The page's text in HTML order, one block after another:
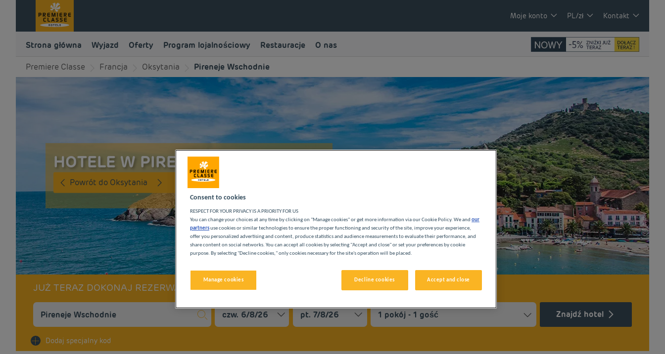
Moje konto PL/zł Kontakt
Strona główna Wyjazd Oferty Program lojalnościowy Restauracje O nas
Premiere Classe Francja Oksytania Pireneje Wschodnie
HOTELE W PIRENEJE WSCHODNIE
Powrót do Oksytania
JUŻ TERAZ DOKONAJ REZERWACJI W NASZYCH HOTELACH PREMIÈRE CLASSE
Znajdź hotel
Dodaj specjalny kod
Consent to cookies
RESPECT FOR YOUR PRIVACY IS A PRIORITY FOR US
You can change your choices at any time by clicking on "Manage cookies" or get more information via our Cookie Policy. We and our
partnersuse cookies or similar technologies to ensure the proper functioning and security of the site, improve your experience,
offer you personalized advertising and content, produce statistics and audience measurements to evaluate their performance, and
share content on social networks. You can accept all cookies by selecting "Accept and close" or set your preferences by cookie
purpose. By selecting "Decline cookies," only cookies necessary for the site's operation will be placed.
Manage cookies Decline cookies Accept and close